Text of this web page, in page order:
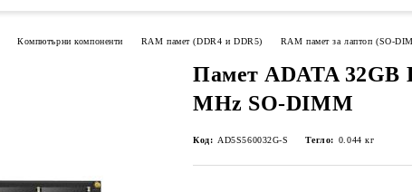
Компютърни компоненти RAM памет (DDR4 и DDR5) RAM памет за лаптоп (SO-
Памет ADATA 32GB
MHz SO-DIMM
Код: AD5S560032G-S Тегло: 0.044 кг